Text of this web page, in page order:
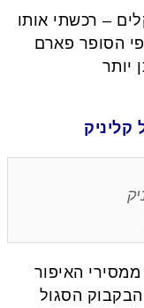
מ”ל, מחיר מלא: 152 שקלים – רכשתי אותו
הסופר פארם
יותר
האיפור
הבקבוק הסגול